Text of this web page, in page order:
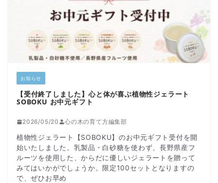
お知らせ
【受付終了しました】心と体が喜ぶ植物性ジェラート
SOBOKU お中元ギフト
2026/05/20 心の木の育て方編集部
植物性ジェラート【SOBOKU】のお中元ギフト受付を開
始いたしました。乳製品・白砂糖を使わず、長野県産フ
ルーツを使用した、からだに優しいジェラートを贈って
みてはいかがでしょうか。限定100セットとなりますの
で、ぜひお早め